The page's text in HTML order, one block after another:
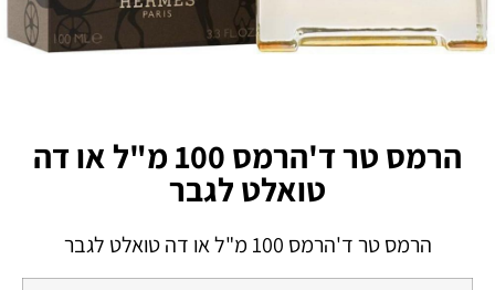
הרמס טר ד'הרמס 100 מ"ל או דה
טואלט לגבר
הרמס טר ד'הרמס 100 מ"ל או דה טואלט לגבר